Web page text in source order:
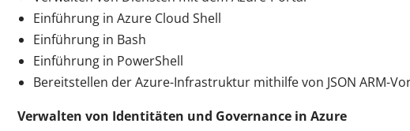
Einführung in Azure Cloud Shell
Einführung in Bash
Einführung in PowerShell
Bereitstellen der Azure-Infrastruktur mithilfe von JSON ARM-
Verwalten von Identitäten und Governance in Azure